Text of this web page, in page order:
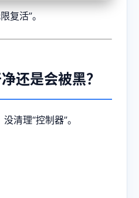
复活”。
还是会被黑？
清理“控制器”。